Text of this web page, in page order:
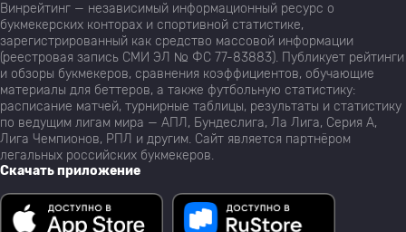
Винрейтинг — независимый информационный ресурс о
букмекерских конторах и спортивной статистике,
зарегистрированный как средство массовой информации
(реестровая запись СМИ ЭЛ № ФС 77-83883). Публикует рейтинги
и обзоры букмекеров, сравнения коэффициентов, обучающие
материалы для беттеров, а также футбольную статистику:
расписание матчей, турнирные таблицы, результаты и статистику
по ведущим лигам мира — АПЛ, Бундеслига, Ла Лига, Серия А,
Лига Чемпионов, РПЛ и другим. Сайт является партнёром
легальных российских букмекеров.
Скачать приложение